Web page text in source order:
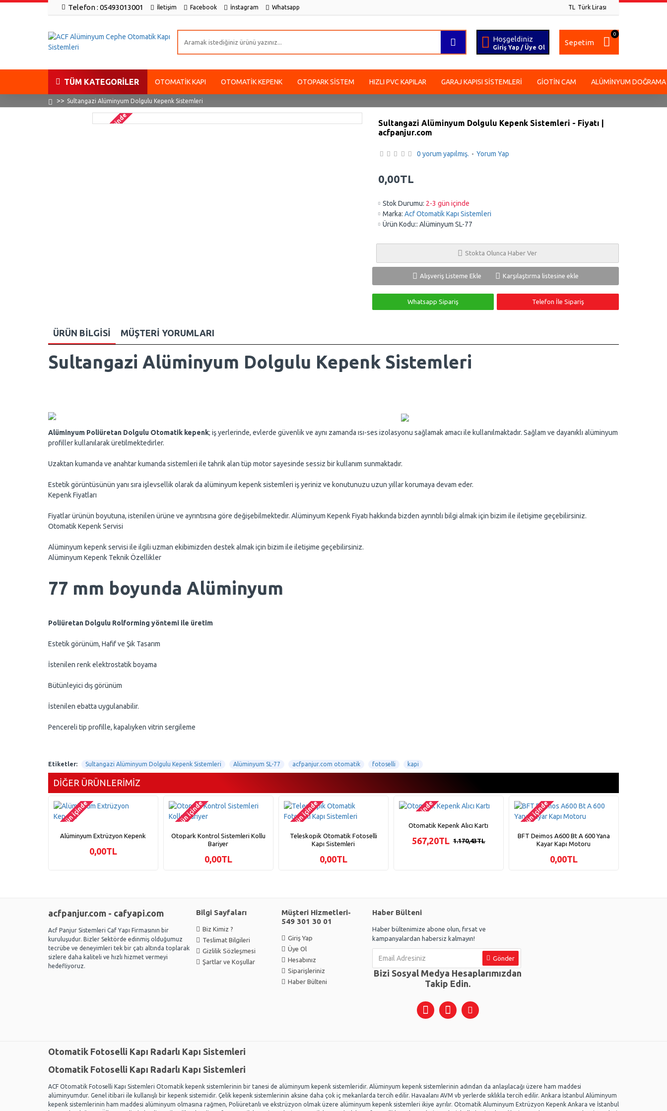
Telefon : 05493013001 İletişim Facebook İnstagram Whatsapp TL Türk Lirası
Hoşgeldiniz
Giriş Yap / Üye Ol
Sepetim
0
TÜM KATEGORILER OTOMATIK KAPI OTOMATIK KEPENK OTOPARK SISTEM HIZLI PVC KAPILAR GARAJ KAPISI SISTEMLERI GIOTIN CAM ALÜMINYUM DOĞRAMA
Sultangazi Alüminyum Dolgulu Kepenk Sistemleri
2-3 gün içinde
Sultangazi Alüminyum Dolgulu Kepenk Sistemleri - Fiyatı |
acfpanjur.com
Stok Durumu: 2-3 gün içinde
Marka: Acf Otomatik Kapı Sistemleri
Ürün Kodu:: Alüminyum SL-77
0 yorum yapılmış. - Yorum Yap
0,00TL
Stokta Olunca Haber Ver
Alışveriş Listeme Ekle Karşılaştırma listesine ekle
Whatsapp Sipariş Telefon İle Sipariş
ÜRÜN BILGISI MÜŞTERI YORUMLARI
Sultangazi Alüminyum Dolgulu Kepenk Sistemleri
Alüminyum Poliüretan Dolgulu Otomatik kepenk; iş yerlerinde, evlerde güvenlik ve aynı zamanda ısı-ses izolasyonu sağlamak amacı ile kullanılmaktadır. Sağlam ve dayanıklı alüminyum
profiller kullanılarak üretilmektedirler.
Uzaktan kumanda ve anahtar kumanda sistemleri ile tahrik alan tüp motor sayesinde sessiz bir kullanım sunmaktadır.
Estetik görüntüsünün yanı sıra işlevsellik olarak da alüminyum kepenk sistemleri iş yeriniz ve konutunuzu uzun yıllar korumaya devam eder.
Kepenk Fiyatları
Fiyatlar ürünün boyutuna, istenilen ürüne ve ayrıntısına göre değişebilmektedir. Alüminyum Kepenk Fiyatı hakkında bizden ayrıntılı bilgi almak için bizim ile iletişime geçebilirsiniz.
Otomatik Kepenk Servisi
Alüminyum kepenk servisi ile ilgili uzman ekibimizden destek almak için bizim ile iletişime geçebilirsiniz.
Alüminyum Kepenk Teknik Özellikler
77 mm boyunda Alüminyum
Poliüretan Dolgulu Rolforming yöntemi ile üretim
Estetik görünüm, Hafif ve Şık Tasarım
İstenilen renk elektrostatik boyama
Bütünleyici dış görünüm
İstenilen ebatta uygulanabilir.
Pencereli tip profille, kapalıyken vitrin sergileme
Etiketler: Sultangazi Alüminyum Dolgulu Kepenk Sistemleri Alüminyum SL-77 acfpanjur.com otomatik fotoselli kapi
DIĞER ÜRÜNLERIMIZ
2-3 gün içinde
Alüminyum Extrüzyon Kepenk
0,00TL
2-3 gün içinde
Otopark Kontrol Sistemleri Kollu
Bariyer
0,00TL
2-3 gün içinde
Teleskopik Otomatik Fotoselli
Kapı Sistemleri
0,00TL
2-3 gün içinde
Otomatik Kepenk Alıcı Kartı
567,20TL 1.170,43TL
2-3 gün içinde
BFT Deimos A600 Bt A 600 Yana
Kayar Kapı Motoru
0,00TL
acfpanjur.com - cafyapi.com
Acf Panjur Sistemleri Caf Yapı Firmasının bir
kuruluşudur. Bizler Sektörde edinmiş olduğumuz
tecrübe ve deneyimleri tek bir çatı altında toplarak
sizlere daha kaliteli ve hızlı hizmet vermeyi
hedefliyoruz.
Bilgi Sayfaları
Biz Kimiz ?
Teslimat Bilgileri
Gizlilik Sözleşmesi
Şartlar ve Koşullar
Müşteri Hizmetleri-
549 301 30 01
Giriş Yap
Üye Ol
Hesabınız
Siparişleriniz
Haber Bülteni
Haber Bülteni
Haber bültenimize abone olun, fırsat ve
kampanyalardan habersiz kalmayın!
Gönder
Bizi Sosyal Medya Hesaplarımızdan
Takip Edin.
Otomatik Fotoselli Kapı Radarlı Kapı Sistemleri
Otomatik Fotoselli Kapı Radarlı Kapı Sistemleri
ACF Otomatik Fotoselli Kapı Sistemleri Otomatik kepenk sistemlerinin bir tanesi de alüminyum kepenk sistemleridir. Alüminyum kepenk sistemlerinin adından da anlaşılacağı üzere ham maddesi
alüminyumdur. Genel itibari ile kullanışlı bir kepenk sistemidir. Çelik kepenk sistemlerinin aksine daha çok iç mekanlarda tercih edilir. Havaalanı AVM vb yerlerde sıklıkla tercih edilir. Ankara İstanbul Alüminyum
kepenk sistemlerinin ham maddesi alüminyum olmasına rağmen, Poliüretanlı ve ekstrüzyon olmak üzere alüminyum kepenk sistemleri ikiye ayrılır. Otomatik Aluminyum Extrüzyon Kepenk Ankara ve İstanbul